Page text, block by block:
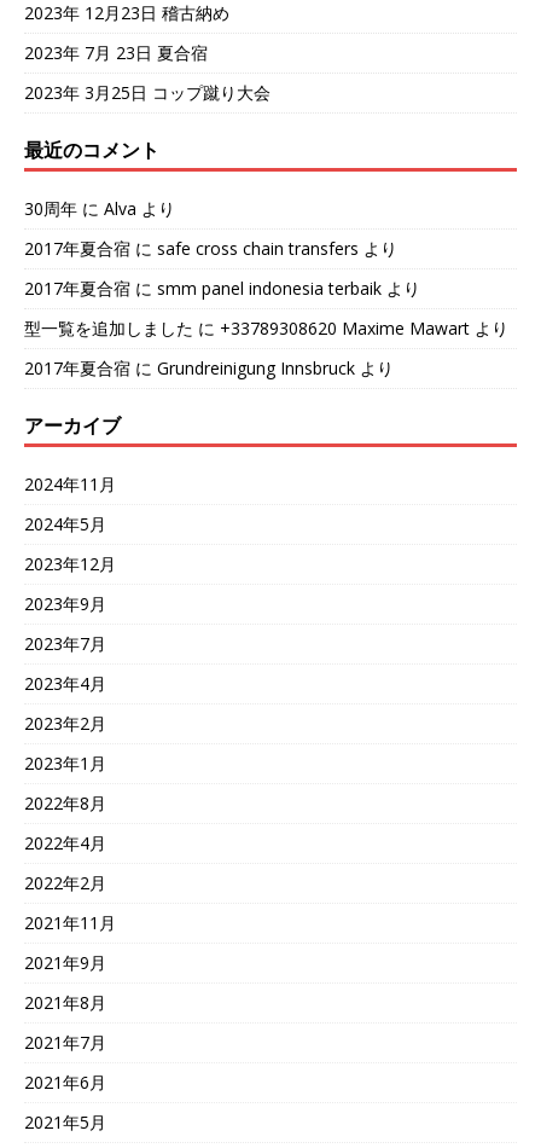
2023年 12月23日 稽古納め
2023年 7月 23日 夏合宿
2023年 3月25日 コップ蹴り大会
最近のコメント
30周年 に Alva より
2017年夏合宿 に safe cross chain transfers より
2017年夏合宿 に smm panel indonesia terbaik より
型一覧を追加しました に +33789308620 Maxime Mawart より
2017年夏合宿 に Grundreinigung Innsbruck より
アーカイブ
2024年11月
2024年5月
2023年12月
2023年9月
2023年7月
2023年4月
2023年2月
2023年1月
2022年8月
2022年4月
2022年2月
2021年11月
2021年9月
2021年8月
2021年7月
2021年6月
2021年5月